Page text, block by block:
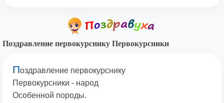
Поздравление первокурснику Первокурсники
Поздравление первокурснику
Первокурсники - народ
Особенной породы.